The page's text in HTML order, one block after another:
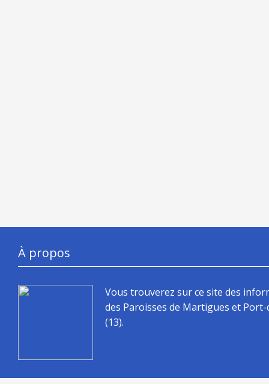
À propos
Vous trouverez sur ce site des
des Paroisses de Martigues et
(13).